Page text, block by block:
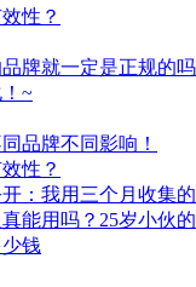
性？
牌就一定是正规的吗
~
品牌不同影响！
性？
：我用三个月收集
能用吗？25岁小伙
钱